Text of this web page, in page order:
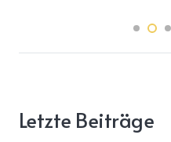
Letzte Beiträge